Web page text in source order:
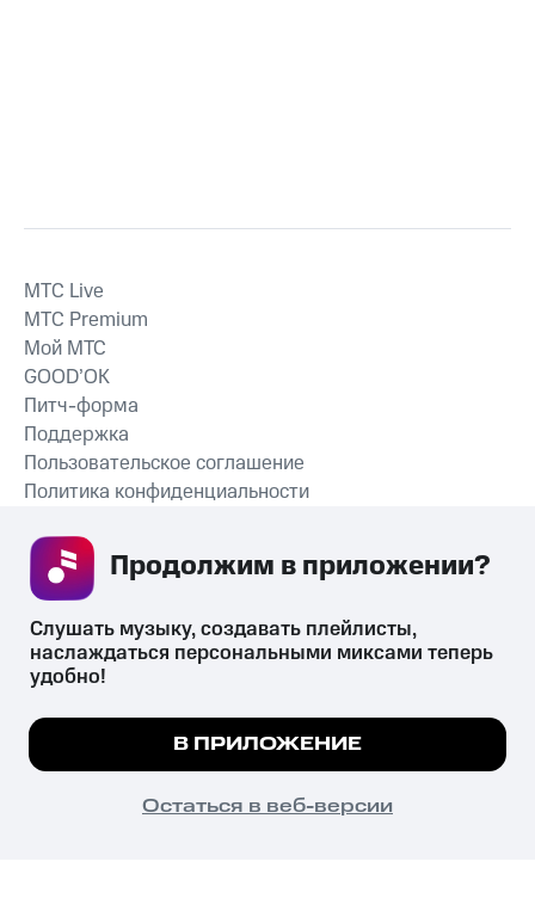
СКАЧАТЬ ПРИЛОЖЕНИЕ
MTС Live
MTС Premium
Мой МТС
GOOD’OK
Питч-форма
Поддержка
Пользовательское соглашение
Политика конфиденциальности
психотропных веществ, их аналогов причиняет вред здоровью,
их незаконный оборот запрещён и влечёт установленную
законодательством ответственность.
© 2026 ООО «КИОН».
Все права защищены
Мы используем куки, чтобы на сайте все
Подробнее
ПОНЯТНО
Слушать музыку, создавать плейлисты,
наслаждаться персональными миксами теперь
удобно!
В ПРИЛОЖЕНИЕ
Остаться в веб-версии